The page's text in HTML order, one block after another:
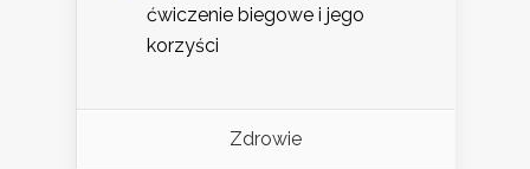
ćwiczenie biegowe i jego
korzyści
Zdrowie